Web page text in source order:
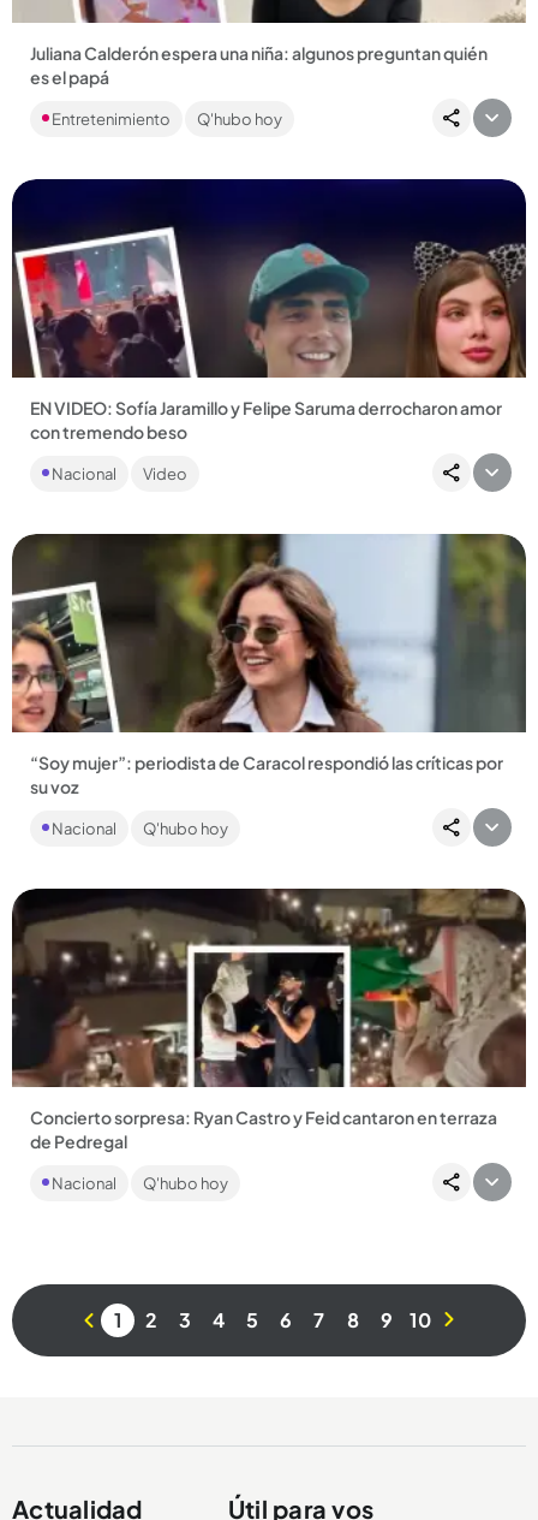
Juliana Calderón espera una niña: algunos preguntan quién
es el papá
Con una fiesta íntima pero llamativa, la empresaria y abogada
vivió la revelación de sexo de su bebé junto a sus más
Entretenimiento Q'hubo hoy
Compartir Noticia
EN VIDEO: Sofía Jaramillo y Felipe Saruma derrocharon amor
con tremendo beso
La exparticipante de ‘La casa de los famosos’ y el creador de
contenido se estarían dando una oportunidad....
Nacional Video
Compartir Noticia
“Soy mujer”: periodista de Caracol respondió las críticas por
su voz
temas y expresar que el foco debería estar allí, no en su
Nacional Q'hubo hoy
Compartir Noticia
Concierto sorpresa: Ryan Castro y Feid cantaron en terraza
de Pedregal
música a los habitantes de Pedregal y anunciaron un nuevo
Nacional Q'hubo hoy
1 2 3 4 5 6 7 8 9 10
Actualidad Útil para vos